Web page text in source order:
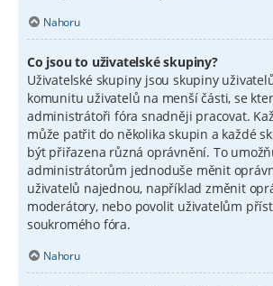
Nahoru
Co jsou to uživatelské skupiny?
Uživatelské skupiny jsou skupiny
komunitu uživatelů na menší části, se
administrátoři fóra snadněji pracovat.
může patřit do několika skupin a každé
být přiřazena různá oprávnění. To
administrátorům jednoduše měnit
uživatelů najednou, například změnit
moderátory, nebo povolit uživatelům
soukromého fóra.
Nahoru